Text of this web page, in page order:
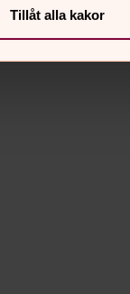
Tillåt alla kakor